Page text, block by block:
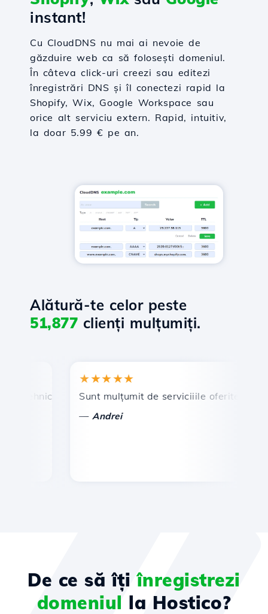
instant!
Cu CloudDNS nu mai ai nevoie de
găzduire web ca să folosești domeniul.
În câteva click-uri creezi sau editezi
înregistrări DNS și îl conectezi rapid la
Shopify, Wix, Google Workspace sau
orice alt serviciu extern. Rapid, intuitiv,
la doar 5.99 € pe an.
Alătură-te celor peste
51,877 clienți mulțumiți.
prompt și eficient.
★★★★★
Sunt mulțumit de serviciiile oferite de
Andrei
De ce să îțiînregistrezi
domeniul la Hostico?